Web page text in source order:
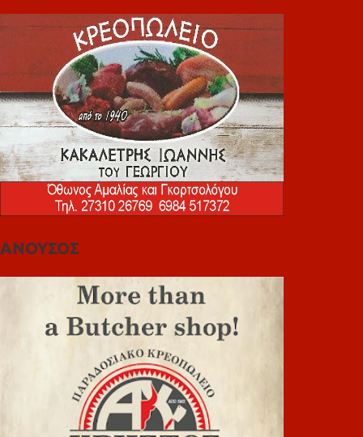
ΑΝΟΥΣΟΣ